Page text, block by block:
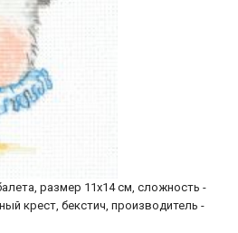
размер 11х14 см, сложность -
крест, бекстич, производитель -